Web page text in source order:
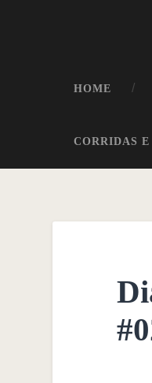
HOME
CORRIDAS